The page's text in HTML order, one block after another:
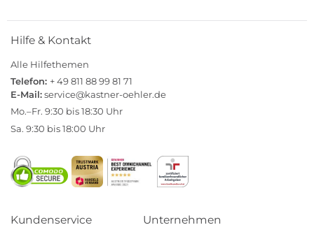
Hilfe & Kontakt
Alle Hilfethemen
Telefon: + 49 811 88 99 81 71
E-Mail:service@kastner-oehler.de
Mo.–Fr. 9:30 bis 18:30 Uhr
Sa. 9:30 bis 18:00 Uhr
Kundenservice Unternehmen